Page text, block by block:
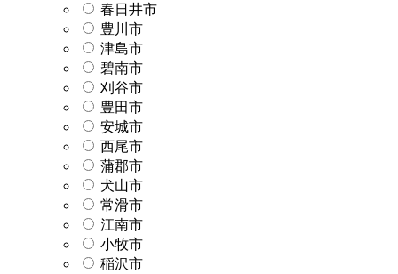
春日井市
豊川市
津島市
碧南市
刈谷市
豊田市
安城市
西尾市
蒲郡市
犬山市
常滑市
江南市
小牧市
稲沢市